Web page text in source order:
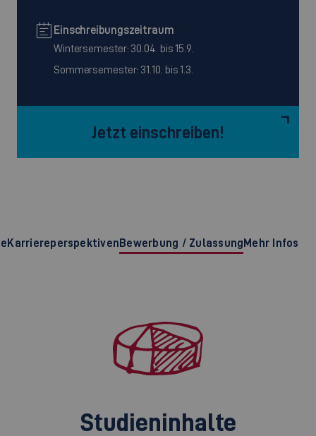
Einschreibungszeitraum
Wintersemester: 30.04. bis 15.9.
Sommersemester: 31.10. bis 1.3.
Jetzt einschreiben!
Karriereperspektiven Bewerbung / Zulassung Mehr Infos
Studieninhalte